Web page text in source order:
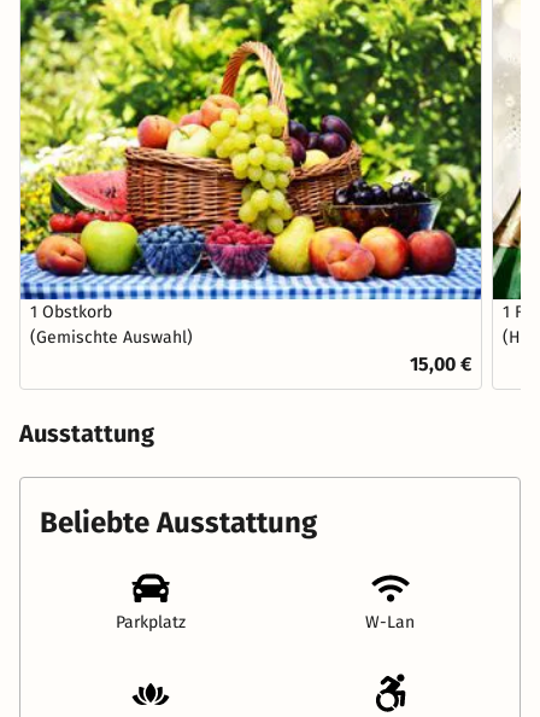
1 Obstkorb
(Gemischte Auswahl)
15,00 €
1
Ausstattung
Beliebte Ausstattung
Parkplatz W-Lan